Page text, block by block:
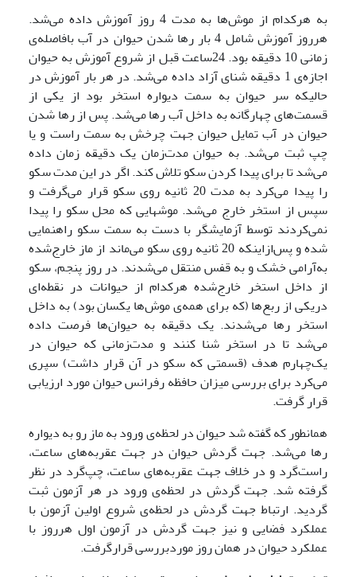
به هرکدام از موش‌ها به مدت 4 روز آموزش داده می‌شد.
هرروز آموزش شامل 4 بار رها شدن حیوان در آب بافاصله‌ی
زمانی 10 دقیقه بود. 24ساعت قبل از شروع آموزش به حیوان
اجازه‌ی 1 دقیقه شنای آزاد داده می‌شد. در هر بار آموزش در
حالیکه سر حیوان به سمت دیواره استخر بود از یکی از
قسمت‌های چهارگانه به داخل آب رها می‌شد. پس از رها شدن
حیوان در آب تمایل حیوان جهت چرخش به سمت راست و یا
چپ ثبت می‌شد. به حیوان مدت‌زمان یک دقیقه زمان داده
می‌شد تا برای پیدا کردن سکو تلاش کند. اگر در این مدت سکو
را پیدا می‌کرد به مدت 20 ثانیه روی سکو قرار می‌گرفت و
سپس از استخر خارج می‌شد. موشهایی که محل سکو را پیدا
نمی‌کردند توسط آزمایشگر با دست به سمت سکو راهنمایی
شده و پس‌ازاینکه 20 ثانیه روی سکو می‌ماند از ماز خارج‌شده
به‌آرامی خشک و به قفس منتقل می‌شدند. در روز پنجم، سکو
از داخل استخر خارج‌شده هرکدام از حیوانات در نقطه‌ای
دریکی از ربع‌ها (که برای همه‌ی موش‌ها یکسان بود) به داخل
استخر رها می‌شدند. یک دقیقه به حیوان‌ها فرصت داده
می‌شد تا در استخر شنا کنند و مدت‌زمانی که حیوان در
یک‌چهارم هدف (قسمتی که سکو در آن قرار داشت) سپری
می‌کرد برای بررسی میزان حافظه رفرانس حیوان مورد ارزیابی
قرار گرفت.
همانطور که گفته شد حیوان در لحظه‌ی ورود به ماز رو به دیواره
رها می‌شد. جهت گردش حیوان در جهت عقربه‌های ساعت،
راست‌گرد و در خلاف جهت عقربه‌های ساعت، چپ‌گرد در نظر
گرفته شد. جهت گردش در لحظه‌ی ورود در هر آزمون ثبت
گردید. ارتباط جهت گردش در لحظه‌ی شروع اولین آزمون با
عملکرد فضایی و نیز جهت گردش در آزمون اول هرروز با
عملکرد حیوان در همان روز موردبررسی قرارگرفت.